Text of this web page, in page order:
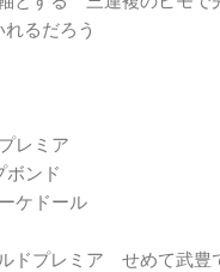
るだろう
レミア
ンド
ケドール
ドプレミア せめて武豊